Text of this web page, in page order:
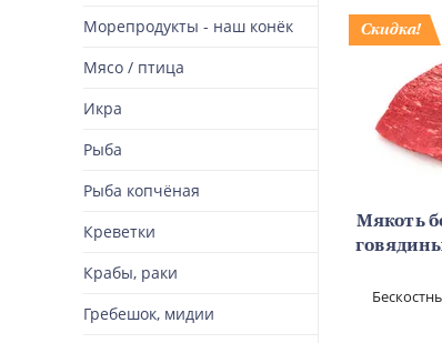
Мякоть
Морепродукты - наш конёк
Мясо / птица
Икра
Рыба
Рыба копчёная
Креветки
Крабы, раки
Гребешок, мидии